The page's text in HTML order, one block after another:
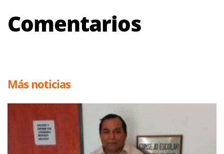
Comentarios
Más noticias